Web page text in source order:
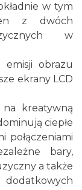
w tym
z dwóch
w
obrazu
ekrany LCD
kreatywną
ciepłe
połączeniami
bary,
a także